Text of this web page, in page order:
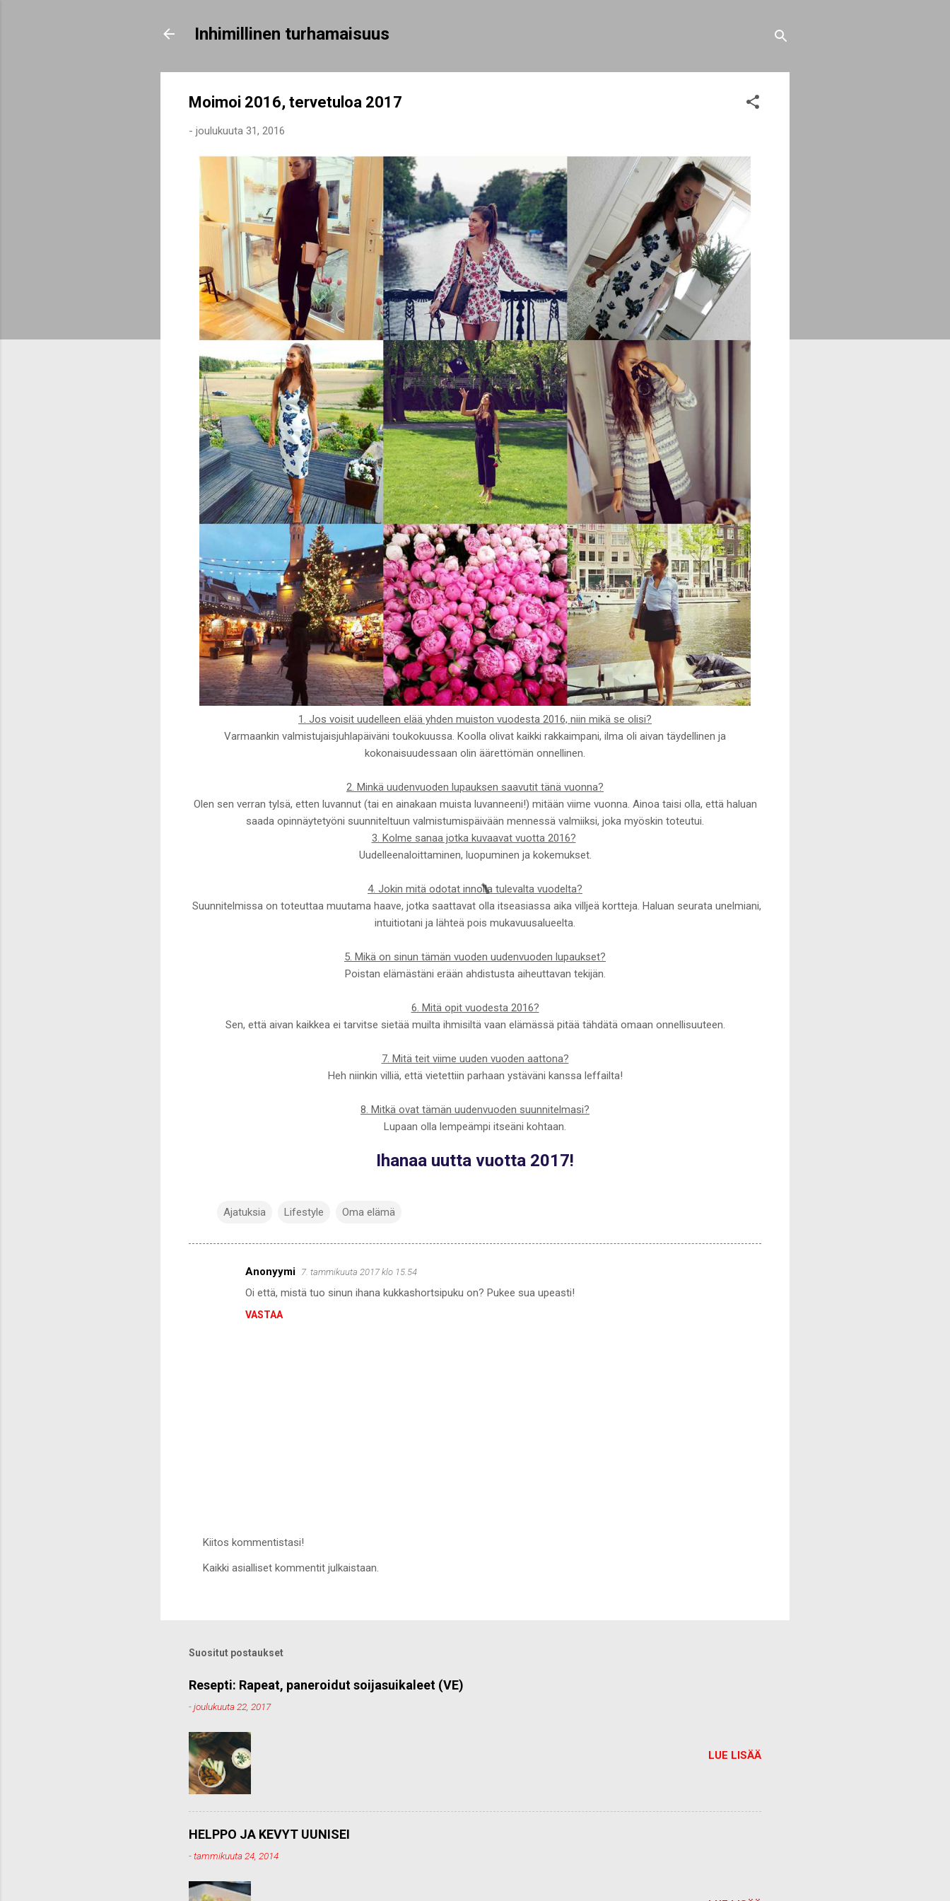
Inhimillinen turhamaisuus
Moimoi 2016, tervetuloa 2017
- joulukuuta 31, 2016
1. Jos voisit uudelleen elää yhden muiston vuodesta 2016, niin mikä se olisi?
Varmaankin valmistujaisjuhlapäiväni toukokuussa. Koolla olivat kaikki rakkaimpani, ilma oli aivan täydellinen ja
kokonaisuudessaan olin äärettömän onnellinen.
2. Minkä uudenvuoden lupauksen saavutit tänä vuonna?
Olen sen verran tylsä, etten luvannut (tai en ainakaan muista luvanneeni!) mitään viime vuonna. Ainoa taisi olla, että haluan
saada opinnäytetyöni suunniteltuun valmistumispäivään mennessä valmiiksi, joka myöskin toteutui.
3. Kolme sanaa jotka kuvaavat vuotta 2016?
Uudelleenaloittaminen, luopuminen ja kokemukset.
4. Jokin mitä odotat innolla tulevalta vuodelta?
Suunnitelmissa on toteuttaa muutama haave, jotka saattavat olla itseasiassa aika villjeä kortteja. Haluan seurata unelmiani,
intuitiotani ja lähteä pois mukavuusalueelta.
5. Mikä on sinun tämän vuoden uudenvuoden lupaukset?
Poistan elämästäni erään ahdistusta aiheuttavan tekijän.
6. Mitä opit vuodesta 2016?
Sen, että aivan kaikkea ei tarvitse sietää muilta ihmisiltä vaan elämässä pitää tähdätä omaan onnellisuuteen.
7. Mitä teit viime uuden vuoden aattona?
Heh niinkin villiä, että vietettiin parhaan ystäväni kanssa leffailta!
8. Mitkä ovat tämän uudenvuoden suunnitelmasi?
Lupaan olla lempeämpi itseäni kohtaan.
Ihanaa uutta vuotta 2017!
Ajatuksia Lifestyle Oma elämä
Anonyymi 7. tammikuuta 2017 klo 15.54
Oi että, mistä tuo sinun ihana kukkashortsipuku on? Pukee sua upeasti!
VASTAA
ä
m
e
t
i
Kiitos kommentistasi!
Kaikki asialliset kommentit julkaistaan.
Suositut postaukset
Resepti: Rapeat, paneroidut soijasuikaleet (VE)
-joulukuuta 22, 2017
LUE LISÄÄ
HELPPO JA KEVYT UUNISEI
-tammikuuta 24, 2014